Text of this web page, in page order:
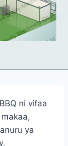
ni vifaa
ya